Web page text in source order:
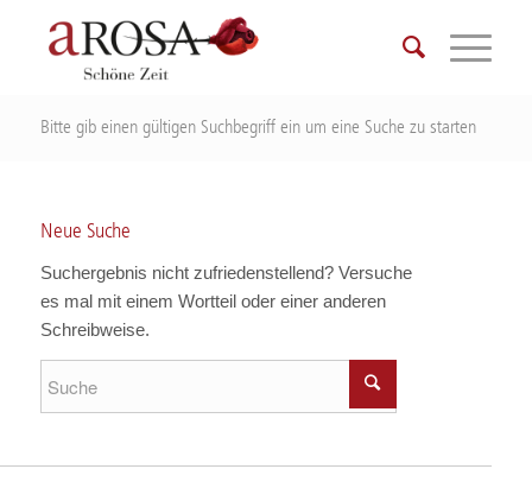
Bitte gib einen gültigen Suchbegriff ein um eine Suche zu starten
Neue Suche
Suchergebnis nicht zufriedenstellend? Versuche
es mal mit einem Wortteil oder einer anderen
Schreibweise.